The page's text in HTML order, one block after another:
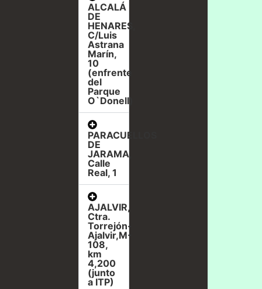
ALCALÁ
DE
HENARES,
C/Luis
Astrana
Marín,
10
(enfrente
del
Parque
O`Donell)
PARACUELLOS
DE
JARAMA,
Calle
Real, 1
AJALVIR,
Ctra.
Torrejón-
Ajalvir,M-
108,
km
4,200
(junto
a ITP)